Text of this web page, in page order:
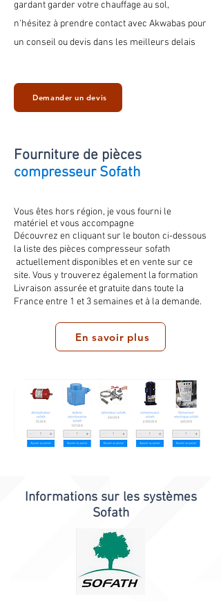
gardantgarder votre chauffage au sol,
n'hésitez à prendre contact avec Akwabas pour
un conseil ou devis dans les meilleurs delais
Demander un devis
Fourniture de pièces
compresseur Sofath
Vous êtes hors région, je vous fourni le
matériel et vous accompagne
Découvrez en cliquant sur le bouton ci-dessous
la liste des pièces compresseur sofath
actuellement disponibles et en vente sur ce
site. Vous y trouverez également la formation
Livraison assurée et gratuite dans toute la
France entre 1 et 3 semaines et à la demande.
En savoir plus
Informations sur les systèmes
Sofath